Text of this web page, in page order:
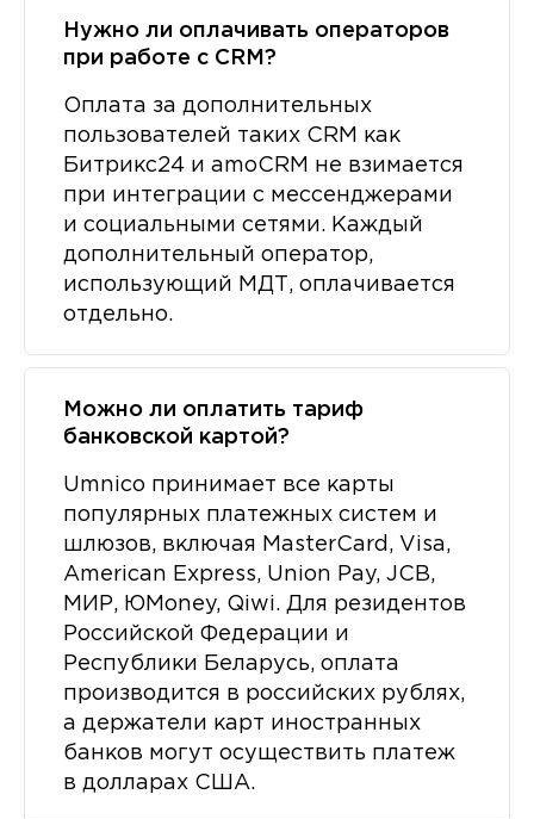
Нужно ли оплачивать операторов
при работе с CRM?
Оплата за дополнительных
пользователей таких CRM как
Битрикс24 и amoCRM не взимается
при интеграции с мессенджерами
и социальными сетями. Каждый
дополнительный оператор,
использующий МДТ, оплачивается
отдельно.
Можно ли оплатить тариф
банковской картой?
Umnico принимает все карты
популярных платежных систем и
шлюзов, включая MasterCard, Visa,
American Express, Union Pay, JCB,
МИР, ЮMoney, Qiwi. Для резидентов
Российской Федерации и
Республики Беларусь, оплата
производится в российских рублях,
а держатели карт иностранных
банков могут осуществить платеж
в долларах США.